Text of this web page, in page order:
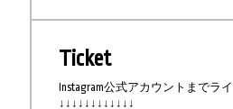
Ticket
Instagram公式アカウントまでラ
↓↓↓↓↓↓↓↓↓↓↓↓